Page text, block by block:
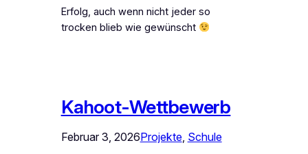
Erfolg, auch wenn nicht jeder so
trocken blieb wie gewünscht
Kahoot-Wettbewerb
Februar 3, 2026Projekte, Schule